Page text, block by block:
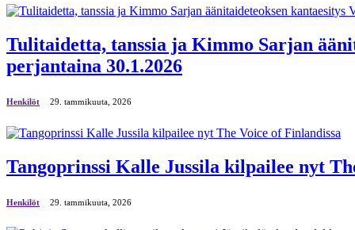
Tulitaidetta, tanssia ja Kimmo Sarjan
perjantaina 30.1.2026
Henkilöt 29. tammikuuta, 2026
Tangoprinssi Kalle Jussila kilpailee nyt
Henkilöt 29. tammikuuta, 2026